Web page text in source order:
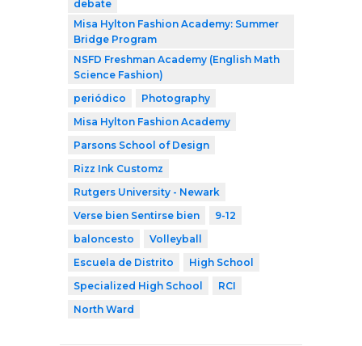
debate
Misa Hylton Fashion Academy: Summer
Bridge Program
NSFD Freshman Academy (English Math
Science Fashion)
periódico
Photography
Misa Hylton Fashion Academy
Parsons School of Design
Rizz Ink Customz
Rutgers University - Newark
Verse bien Sentirse bien
9-12
baloncesto
Volleyball
Escuela de Distrito
High School
Specialized High School
RCI
North Ward